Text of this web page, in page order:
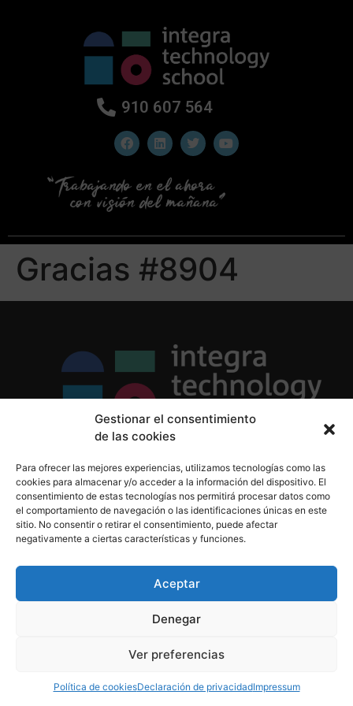
Gestionar el consentimiento
de las cookies
Para ofrecer las mejores experiencias, utilizamos tecnologías como las
cookies para almacenar y/o acceder a la información del dispositivo. El
consentimiento de estas tecnologías nos permitirá procesar datos como
el comportamiento de navegación o las identificaciones únicas en este
sitio. No consentir o retirar el consentimiento, puede afectar
negativamente a ciertas características y funciones.
Aceptar
Denegar
Ver preferencias
Política de cookiesDeclaración de privacidadImpressum
910 607 564
Gracias #8904
Política de Cookies
Aviso Legal
910 607 564
derechos reservados